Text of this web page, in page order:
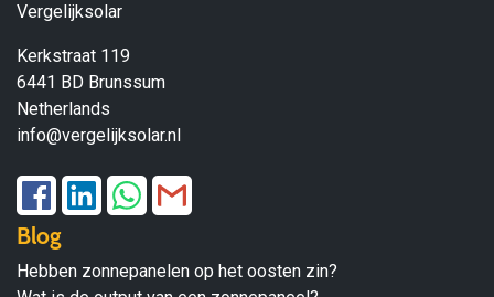
Vergelijksolar
Kerkstraat 119
6441 BD Brunssum
Netherlands
info@vergelijksolar.nl
Blog
Hebben zonnepanelen op het oosten zin?